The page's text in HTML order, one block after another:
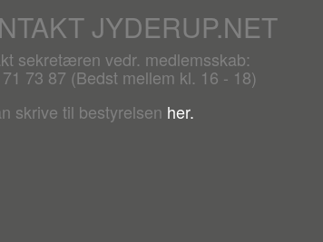
JYDERUP.NET
sekretæren vedr. medlemsskab:
73 87 (Bedst mellem kl. 16 - 18)
skrive til bestyrelsen her.